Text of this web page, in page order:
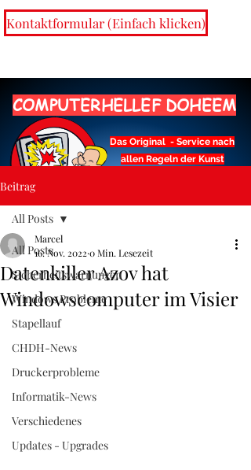
Kontaktformular (Einfach klicken)
COMPUTERHELLEF DOHEEM
Das Original - Service nach
allen Regeln der Kunst
Geschenkkarte
52 38 60
Beitrag
All Posts
Sicherheitswarnungen
Windows Probleme
Stapellauf
CHDH-News
Druckerprobleme
Informatik-News
Verschiedenes
Updates - Upgrades
All Posts
Datenkiller Azov hat
Windowscomputer im Visier
Marcel
16. Nov. 2022 0 Min. Lesezeit